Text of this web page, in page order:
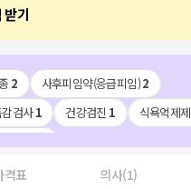
받기
2 사후피임약(응급피임)2
검사1 건강검진 1 식욕억제제
격표 의사(1)